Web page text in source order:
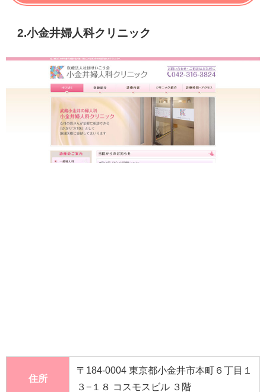
2.小金井婦人科クリニック
住所
〒184-0004 東京都小金井市本町６丁目１
３−１８ コスモスビル ３階